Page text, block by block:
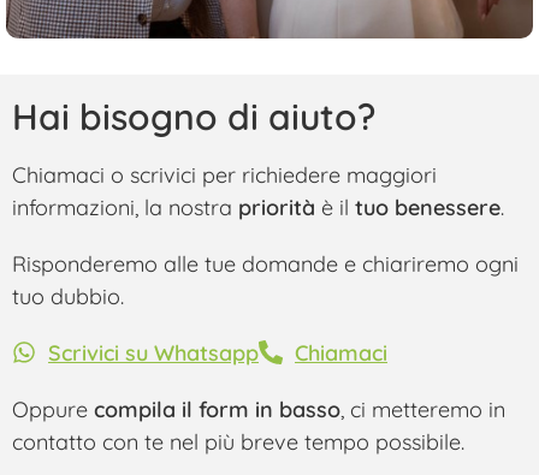
Hai bisogno di aiuto?
Chiamaci o scrivici per richiedere maggiori
informazioni, la nostra priorità è il tuo benessere.
Risponderemo alle tue domande e chiariremo ogni
tuo dubbio.
Scrivici su Whatsapp Chiamaci
Oppure compila il form in basso, ci metteremo in
contatto con te nel più breve tempo possibile.